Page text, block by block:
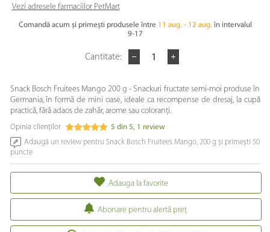
Vezi adresele farmaciilor PetMart
Comandă acum și primești produsele între 11 aug. - 12 aug. în intervalul
9-17
Cantitate:
Snack Bosch Fruitees Mango 200 g - Snackuri fructate semi-moi produse în
Germania, în formă de mini oase, ideale ca recompense de dresaj, la cupă
practică, fără adaos de zahăr, arome sau coloranți.
Opinia clienților 5 din 5, 1 review
Adaugă un review pentru Snack Bosch Fruitees Mango, 200 g și primești 50
puncte
Adauga la favorite
Abonare pentru alertă preţ